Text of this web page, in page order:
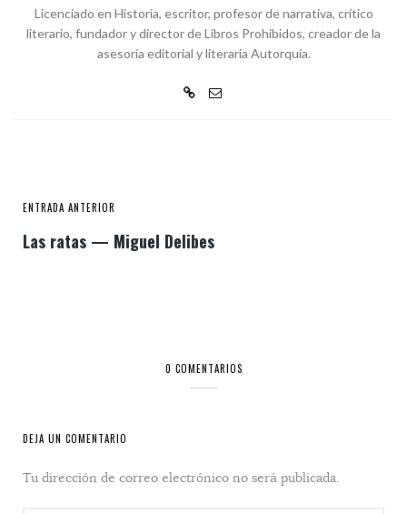
Licenciado en Historia, escritor, profesor de narrativa, crítico
literario, fundador y director de Libros Prohibidos, creador de la
asesoría editorial y literaria Autorquía.
ENTRADA ANTERIOR
Las ratas — Miguel Delibes
0 COMENTARIOS
DEJA UN COMENTARIO
Tu dirección de correo electrónico no será publicada.